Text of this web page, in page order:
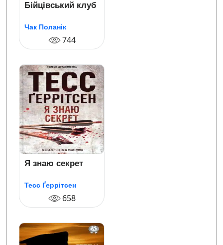
Бійцівський клуб
Чак Поланік
744
Я знаю секрет
Тесс Ґеррітсен
658